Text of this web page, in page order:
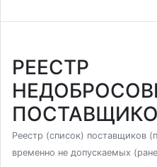
РЕЕСТР
Реестр (список) поставщиков
временно не допускаемых